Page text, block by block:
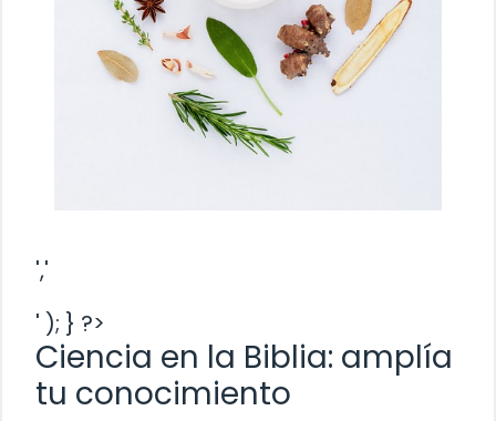
','
' ); } ?>
Ciencia en la Biblia: amplía
tu conocimiento